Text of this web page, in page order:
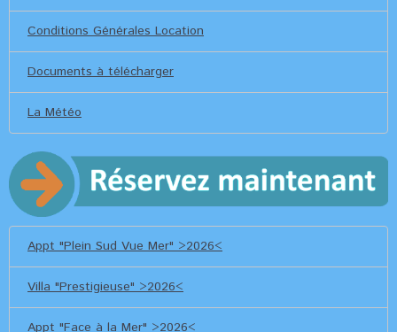
Conditions Générales Location
Documents à télécharger
La Météo
Appt "Plein Sud Vue Mer" >2026<
Villa "Prestigieuse" >2026<
Appt "Face à la Mer" >2026<